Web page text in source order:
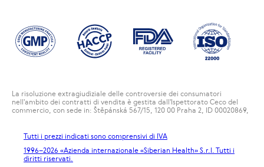
La risoluzione extragiudiziale delle controversie dei consumatori
nell'ambito dei contratti di vendita è gestita dall'Ispettorato Ceco del
commercio, con sede in: Štěpánská 567/15, 120 00 Praha 2, ID 00020869,
Tutti i prezzi indicati sono comprensivi di IVA
1996–2026 «Azienda internazionale «Siberian Health» S.r.l. Tutti i
diritti riservati.